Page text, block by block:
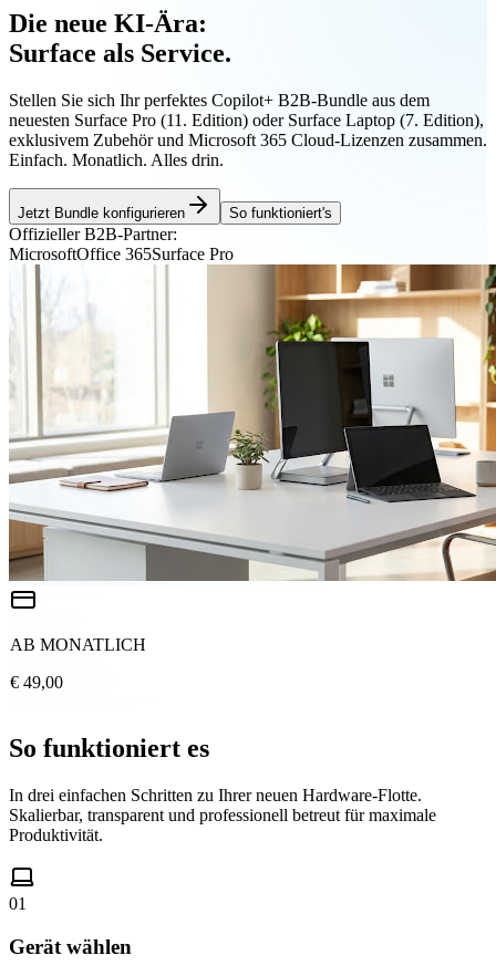
Die neue KI-Ära:
Surface als Service.
Stellen Sie sich Ihr perfektes Copilot+ B2B-Bundle aus dem
neuesten Surface Pro (11. Edition) oder Surface Laptop (7. Edition),
exklusivem Zubehör und Microsoft 365 Cloud-Lizenzen zusammen.
Einfach. Monatlich. Alles drin.
Jetzt Bundle konfigurieren So funktioniert's
Offizieller B2B-Partner:
MicrosoftOffice 365Surface Pro
AB MONATLICH
€ 49,00
So funktioniert es
In drei einfachen Schritten zu Ihrer neuen Hardware-Flotte.
Skalierbar, transparent und professionell betreut für maximale
Produktivität.
01
Gerät wählen